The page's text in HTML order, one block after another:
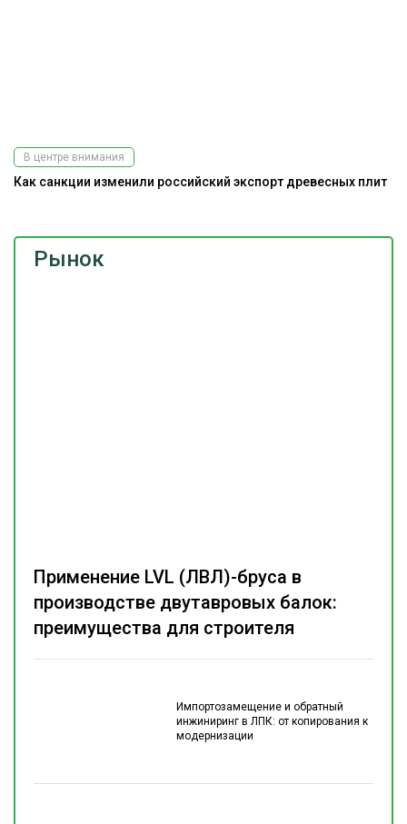
Рынок
Импортозамещение и обратный
инжиниринг в ЛПК: от копирования к
модернизации
Применение LVL (ЛВЛ)-бруса в
производстве двутавровых балок:
преимущества для строителя
В центре внимания
Как санкции изменили российский экспорт древесных плит